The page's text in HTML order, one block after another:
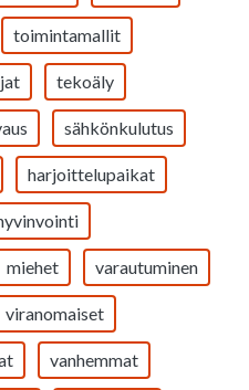
toimintamallit
tekoäly
sähkönkulutus
harjoittelupaikat
miehet varautuminen
viranomaiset
vanhemmat